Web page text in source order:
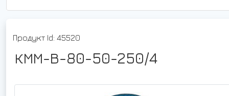
Продукт Id: 45520
КММ-В-80-50-250/4